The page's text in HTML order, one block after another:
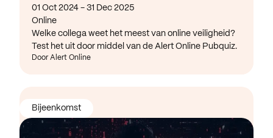
01 Oct 2024 - 31 Dec 2025
Online
Welke collega weet het meest van online veiligheid?
Test het uit door middel van de Alert Online Pubquiz.
Door Alert Online
Bijeenkomst